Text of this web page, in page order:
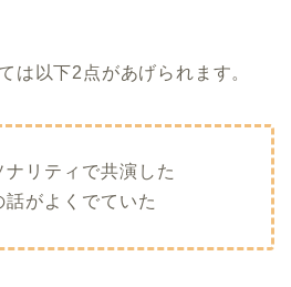
は以下2点があげられます。
リティで共演した
がよくでていた